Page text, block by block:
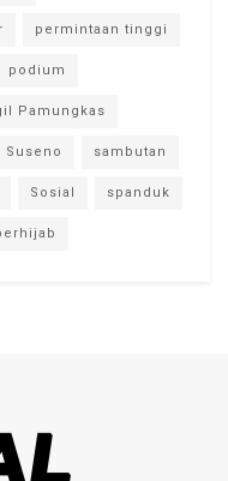
permintaan tinggi
podium
Pamungkas
Suseno sambutan
Sosial spanduk